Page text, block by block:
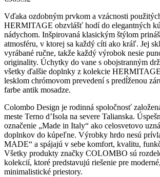
Vďaka ozdobným prvkom a vzácnosti
HERMITAGE obzvlášť hodí do elegantných
nádychom. Inšpirovaná klasickým štýlom
atmosféru, v ktorej sa každý cíti ako kráľ. Jej
vyrábané ručne, takže každý výrobok nesie
originality. Úchytky do vane s obojstranným
všetky ďalšie doplnky z kolekcie
lesklom chrómovom prevedení s predĺženou
farbe antik mosadze.
Colombo Design je rodinná spoločnosť
meste Terno d’Isola na severe Talianska.
označenie „Made in Italy“ ako celosvetovo
doplnkov do kúpeľne. Výrobky hrdo nesú
MADE“ a spájajú v sebe komfort, kvalitu,
Všetky produkty značky COLOMBO sú
kolekcií, ktoré predstavujú riešenie pre
minimalistické priestory.